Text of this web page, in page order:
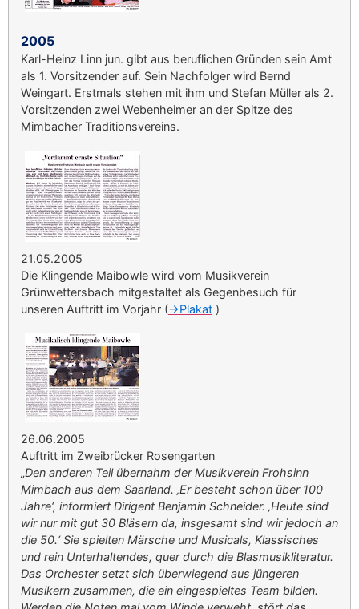
2005
Karl-Heinz Linn jun. gibt aus beruflichen Gründen sein Amt
als 1. Vorsitzender auf. Sein Nachfolger wird Bernd
Weingart. Erstmals stehen mit ihm und Stefan Müller als 2.
Vorsitzenden zwei Webenheimer an der Spitze des
Mimbacher Traditionsvereins.
21.05.2005
Die Klingende Maibowle wird vom Musikverein
Grünwettersbach mitgestaltet als Gegenbesuch für
unseren Auftritt im Vorjahr (->Plakat )
26.06.2005
Auftritt im Zweibrücker Rosengarten
„Den anderen Teil übernahm der Musikverein Frohsinn
Mimbach aus dem Saarland. ‚Er besteht schon über 100
Jahre‘, informiert Dirigent Benjamin Schneider. ‚Heute sind
wir nur mit gut 30 Bläsern da, insgesamt sind wir jedoch an
die 50.‘ Sie spielten Märsche und Musicals, Klassisches
und rein Unterhaltendes, quer durch die Blasmusikliteratur.
Das Orchester setzt sich überwiegend aus jüngeren
Musikern zusammen, die ein eingespieltes Team bilden.